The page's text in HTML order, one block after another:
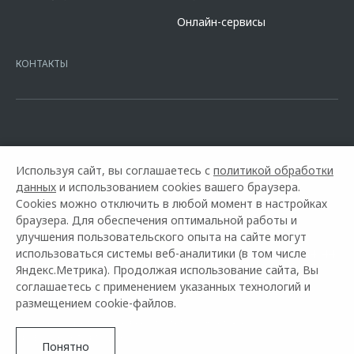
Кредит предоставляет АО Альфа-Банк. ИНН
16.01.2015. Предложение ограничено и не является публичной
Онлайн-сервисы
КОНТАКТЫ
Горячая линия OMODA: +7 (3012) 37-44-44.
© 2026 БАЙКАЛ МОТОРС
Используя сайт, вы соглашаетесь с политикой обработки
данных и использованием cookies вашего браузера.
Cookies можно отключить в любой момент в настройках
браузера. Для обеспечения оптимальной работы и
улучшения пользовательского опыта на сайте могут
использоваться системы веб-аналитики (в том числе
Яндекс.Метрика). Продолжая использование сайта, Вы
соглашаетесь с применением указанных технологий и
размещением cookie-файлов.
Понятно